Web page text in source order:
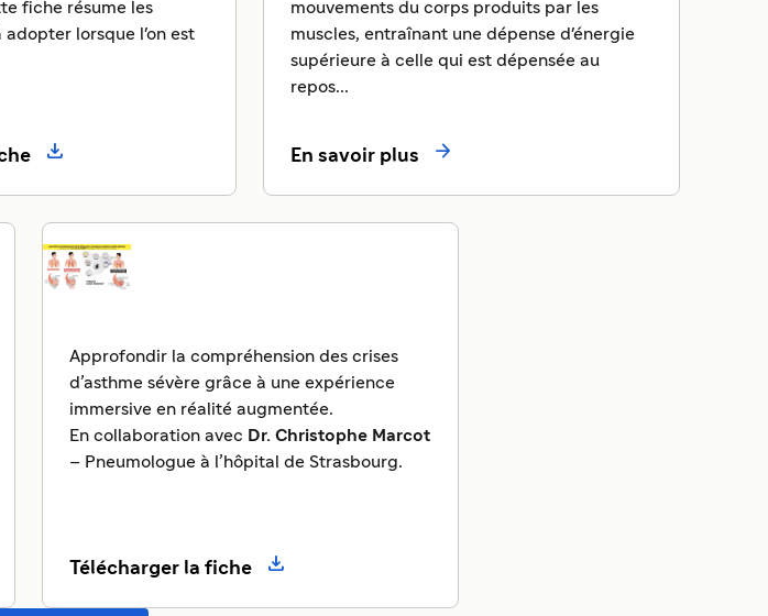
fiche résume les
adopter lorsque l'on est

mouvements du corps produits par les
muscles, entraînant une dépense d'énergie
supérieure à celle qui est dépensée au
repos...
En savoir plus 
Approfondir la compréhension des crises
d’asthme sévère grâce à une expérience
immersive en réalité augmentée.
En collaboration avec Dr. Christophe Marcot
– Pneumologue à l’hôpital de Strasbourg.
Télécharger la fiche 